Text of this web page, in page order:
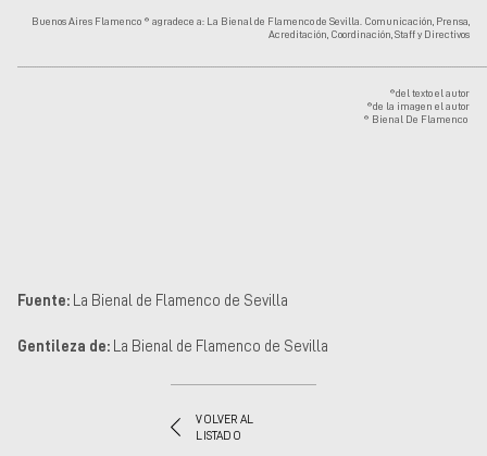
Buenos Aires Flamenco ® agradece a: La Bienal de Flamenco de Sevilla. Comunicación, Prensa,
Acreditación, Coordinación, Staff y Directivos
®del texto el autor
®de la imagen el autor
® Bienal De Flamenco
Fuente: La Bienal de Flamenco de Sevilla
Gentileza de: La Bienal de Flamenco de Sevilla
VOLVER AL
LISTADO